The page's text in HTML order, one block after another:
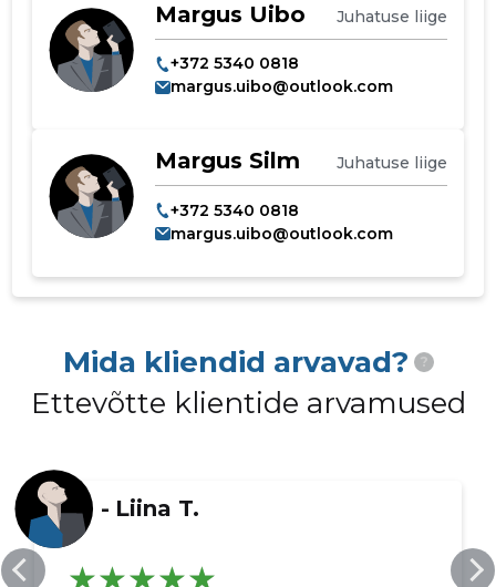
Margus Uibo Juhatuse liige
+372 5340 0818
margus.uibo@outlook.com
Margus Silm Juhatuse liige
+372 5340 0818
margus.uibo@outlook.com
Mida kliendid arvavad? ?
Ettevõtte klientide arvamused
- Liina T.